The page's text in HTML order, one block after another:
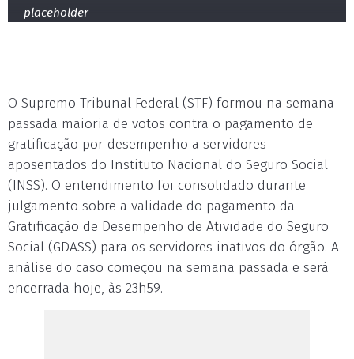
placeholder
O Supremo Tribunal Federal (STF) formou na semana
passada maioria de votos contra o pagamento de
gratificação por desempenho a servidores
aposentados do Instituto Nacional do Seguro Social
(INSS). O entendimento foi consolidado durante
julgamento sobre a validade do pagamento da
Gratificação de Desempenho de Atividade do Seguro
Social (GDASS) para os servidores inativos do órgão. A
análise do caso começou na semana passada e será
encerrada hoje, às 23h59.